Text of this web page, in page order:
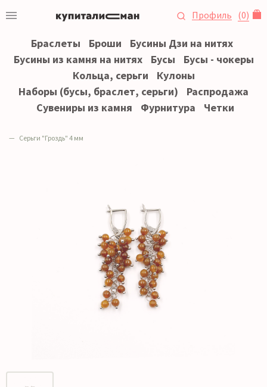
Профиль (0)
Браслеты Броши
Бусины Дзи на нитях
Бусины из камня на нитях
Бусы
Бусы - чокеры
Кольца, серьги
Кулоны
Наборы (бусы, браслет, серьги)
Распродажа
Сувениры из камня
Фурнитура Четки
Серьги "Гроздь" 4 мм